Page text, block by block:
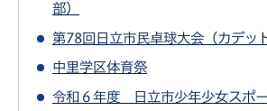
部）
第78回日立市民卓球大会（カデッ
中里学区体育祭
令和６年度 日立市少年少女スポ